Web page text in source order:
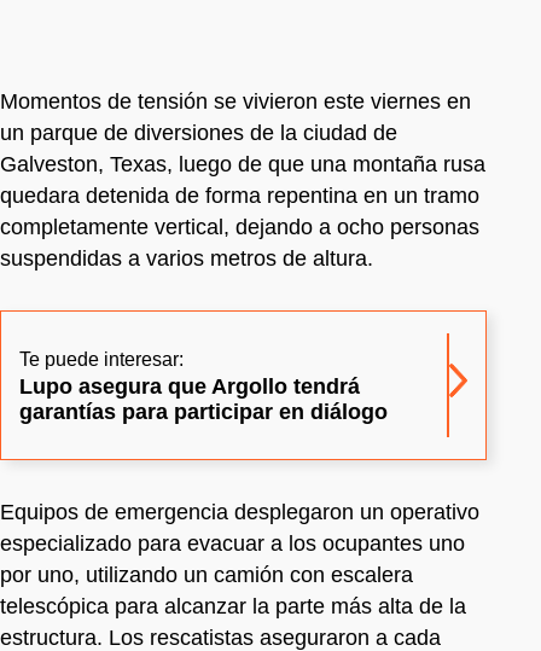
Momentos de tensión se vivieron este viernes en
un parque de diversiones de la ciudad de
Galveston, Texas, luego de que una montaña rusa
quedara detenida de forma repentina en un tramo
completamente vertical, dejando a ocho personas
suspendidas a varios metros de altura.
Te puede interesar:
Lupo asegura que Argollo tendrá
garantías para participar en diálogo
Equipos de emergencia desplegaron un operativo
especializado para evacuar a los ocupantes uno
por uno, utilizando un camión con escalera
telescópica para alcanzar la parte más alta de la
estructura. Los rescatistas aseguraron a cada